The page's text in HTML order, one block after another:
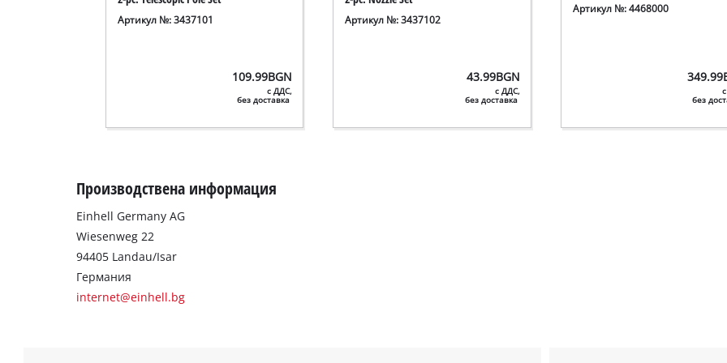
Артикул №: 3437101
109.99BGN
с ДДС,
без доставка
Артикул №: 3437102
43.99BGN
с ДДС,
без доставка
Артикул №: 4468000
349.99
без
Производствена информация
Einhell Germany AG
Wiesenweg 22
94405 Landau/Isar
Германия
internet@einhell.bg